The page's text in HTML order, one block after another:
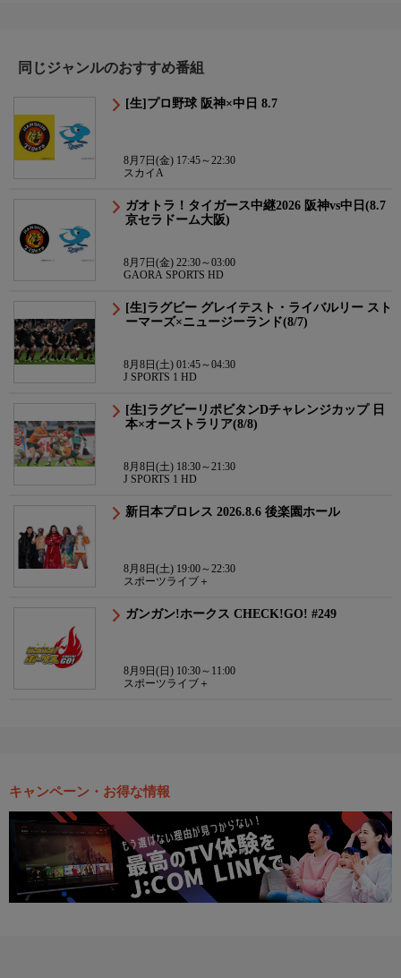
同じジャンルのおすすめ番組
[生]プロ野球 阪神×中日 8.7
8月7日(金) 17:45～22:30
スカイA
ガオトラ！タイガース中継2026 阪神vs中日(8.7
京セラドーム大阪)
8月7日(金) 22:30～03:00
GAORA SPORTS HD
[生]ラグビー グレイテスト・ライバルリー スト
ーマーズ×ニュージーランド(8/7)
8月8日(土) 01:45～04:30
J SPORTS 1 HD
[生]ラグビーリポビタンDチャレンジカップ 日
本×オーストラリア(8/8)
8月8日(土) 18:30～21:30
J SPORTS 1 HD
新日本プロレス 2026.8.6 後楽園ホール
8月8日(土) 19:00～22:30
スポーツライブ＋
ガンガン!ホークス CHECK!GO! #249
8月9日(日) 10:30～11:00
スポーツライブ＋
キャンペーン・お得な情報